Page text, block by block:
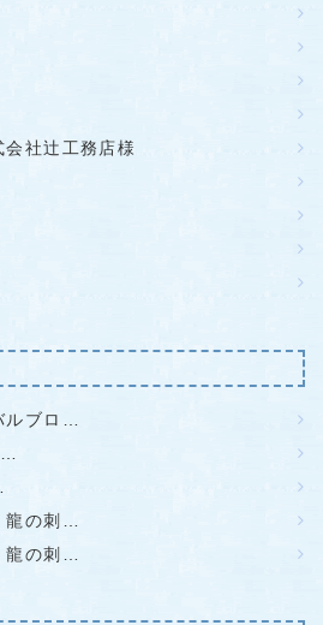
社辻工務店様
ルブロ…
の刺…
の刺…